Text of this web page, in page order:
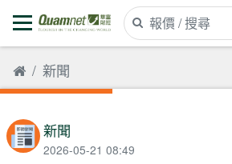
新聞
新聞
2026-05-21 08:49